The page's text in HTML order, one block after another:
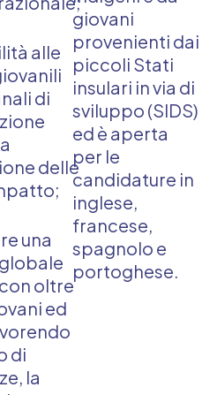
alle
di
delle
una
oltre
ed
di
la
giovani
provenienti dai
piccoli Stati
insulari in via di
sviluppo (SIDS)
ed è aperta
per le
candidature in
inglese,
francese,
spagnolo e
portoghese.